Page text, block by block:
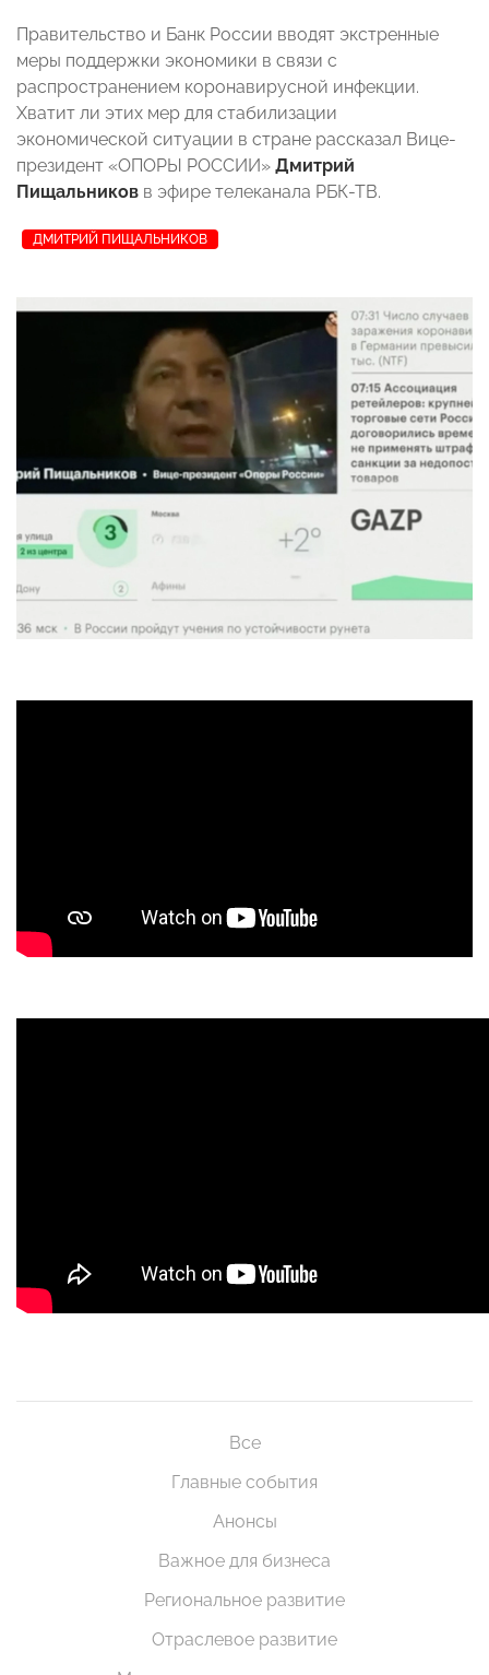
Правительство и Банк России вводят экстренные
меры поддержки экономики в связи с
распространением коронавирусной инфекции.
Хватит ли этих мер для стабилизации
экономической ситуации в стране рассказал Вице-
президент «ОПОРЫ РОССИИ» Дмитрий
Пищальников в эфире телеканала РБК-ТВ.
ДМИТРИЙ ПИЩАЛЬНИКОВ
Все
Главные события
Анонсы
Важное для бизнеса
Региональное развитие
Отраслевое развитие